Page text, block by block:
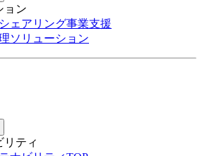
ョン
ェアリング事業支援
ソリューション
リティ